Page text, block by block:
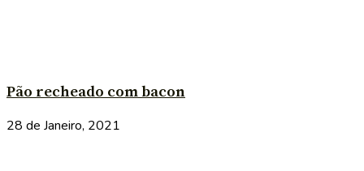
Pão recheado com bacon
28 de Janeiro, 2021